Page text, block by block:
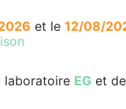
et le 12/08/
laboratoire EGet de